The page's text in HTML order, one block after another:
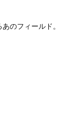
のフィールド。